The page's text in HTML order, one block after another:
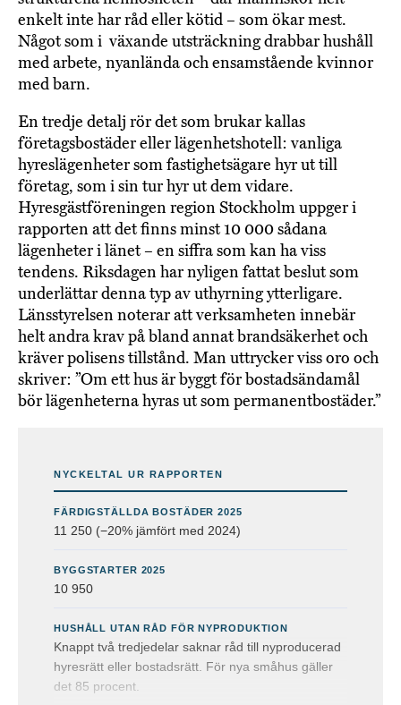
enkelt inte har råd eller kötid – som ökar mest.
Något som i växande utsträckning drabbar hushåll
med arbete, nyanlända och ensamstående kvinnor
med barn.
En tredje detalj rör det som brukar kallas
företagsbostäder eller lägenhetshotell: vanliga
hyreslägenheter som fastighetsägare hyr ut till
företag, som i sin tur hyr ut dem vidare.
Hyresgästföreningen region Stockholm uppger i
rapporten att det finns minst 10 000 sådana
lägenheter i länet – en siffra som kan ha viss
tendens. Riksdagen har nyligen fattat beslut som
underlättar denna typ av uthyrning ytterligare.
Länsstyrelsen noterar att verksamheten innebär
helt andra krav på bland annat brandsäkerhet och
kräver polisens tillstånd. Man uttrycker viss oro och
skriver: ”Om ett hus är byggt för bostadsändamål
bör lägenheterna hyras ut som permanentbostäder.”
NYCKELTAL UR RAPPORTEN
FÄRDIGSTÄLLDA BOSTÄDER 2025
11 250 (−20% jämfört med 2024)
BYGGSTARTER 2025
10 950
HUSHÅLL UTAN RÅD FÖR NYPRODUKTION
Knappt två tredjedelar saknar råd till nyproducerad
hyresrätt eller bostadsrätt. För nya småhus gäller
det 85 procent.